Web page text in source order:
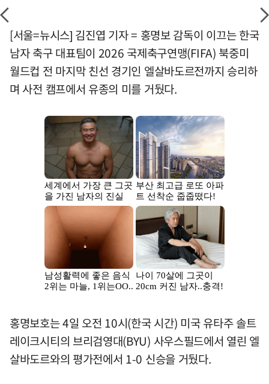
[서울=뉴시스] 김진엽 기자 = 홍명보 감독이 이끄는 한국
남자 축구 대표팀이 2026 국제축구연맹(FIFA) 북중미
월드컵 전 마지막 친선 경기인 엘살바도르전까지 승리하
며 사전 캠프에서 유종의 미를 거뒀다.
홍명보호는 4일 오전 10시(한국 시간) 미국 유타주 솔트
레이크시티의 브리검영대(BYU) 사우스필드에서 열린 엘
살바도르와의 평가전에서 1-0 신승을 거뒀다.